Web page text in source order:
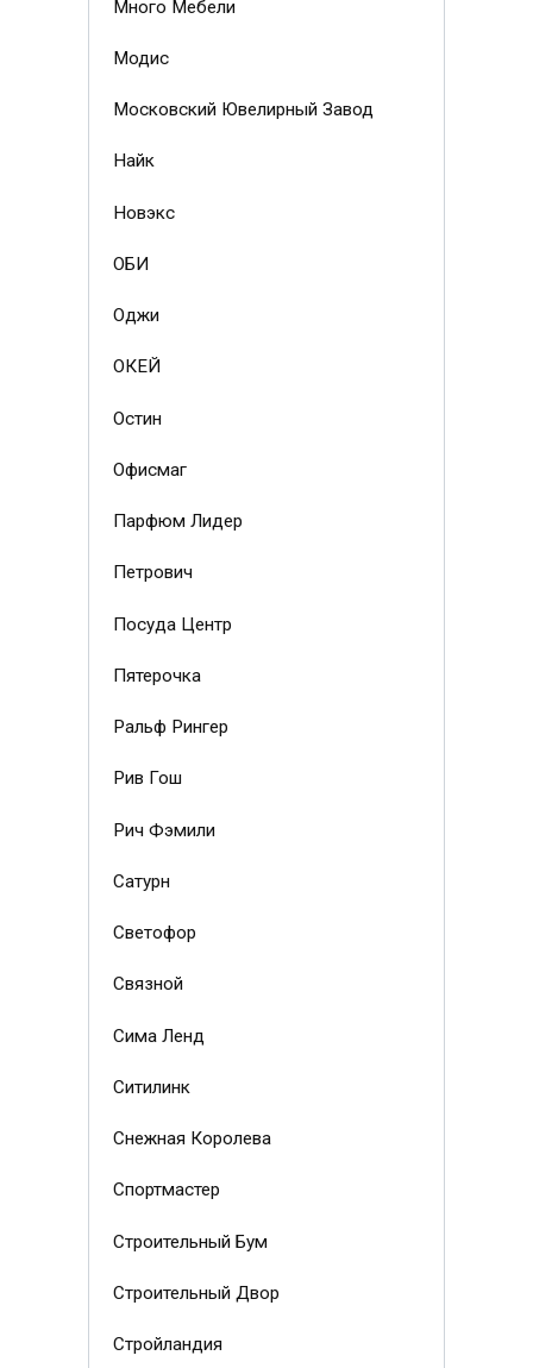
Много Мебели
Модис
Московский Ювелирный Завод
Найк
Новэкс
ОБИ
Оджи
ОКЕЙ
Остин
Офисмаг
Парфюм Лидер
Петрович
Посуда Центр
Пятерочка
Ральф Рингер
Рив Гош
Рич Фэмили
Сатурн
Светофор
Связной
Сима Ленд
Ситилинк
Снежная Королева
Спортмастер
Строительный Бум
Строительный Двор
Стройландия